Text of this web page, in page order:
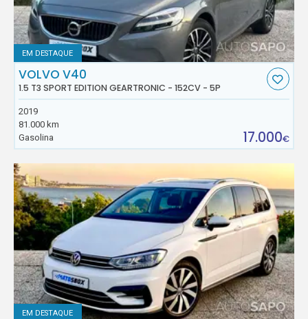
EM DESTAQUE
VOLVO V40
1.5 T3 SPORT EDITION GEARTRONIC - 152CV - 5P
2019
81.000 km
Gasolina
17.000€
EM DESTAQUE